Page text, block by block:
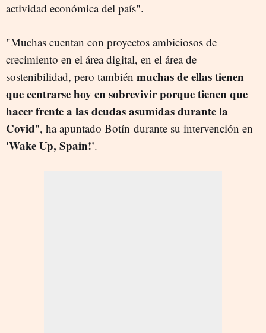
actividad económica del país".
"Muchas cuentan con proyectos ambiciosos de
crecimiento en el área digital, en el área de
sostenibilidad, pero también muchas de ellas tienen
que centrarse hoy en sobrevivir porque tienen que
hacer frente a las deudas asumidas durante la
Covid", ha apuntado Botín durante su intervención en
'Wake Up, Spain!'.